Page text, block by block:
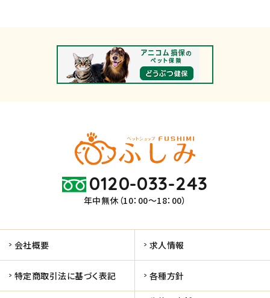
0120-033-243
年中無休（10：00～18：00）
会社概要 求人情報
特定商取引法に基づく表記 各種方針